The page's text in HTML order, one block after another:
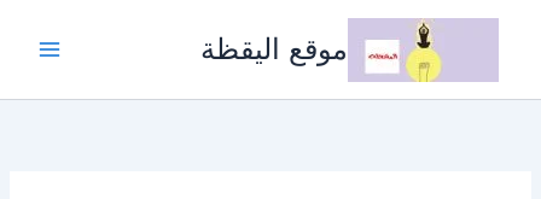
تخطي
موقع اليقظة